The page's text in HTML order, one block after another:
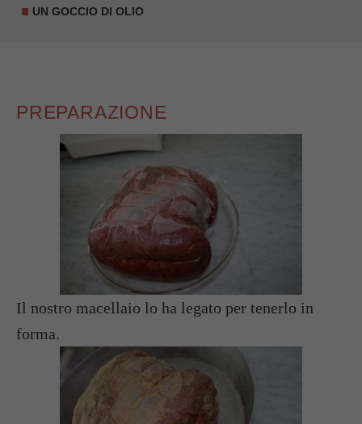
UN GOCCIO DI OLIO
PREPARAZIONE
Il nostro macellaio lo ha legato per tenerlo in
forma.